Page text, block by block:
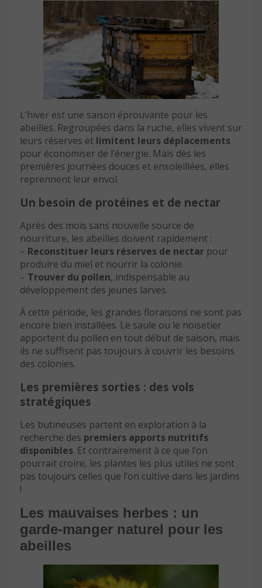
L’hiver est une saison éprouvante pour les
abeilles. Regroupées dans la ruche, elles vivent sur
leurs réserves et limitent leurs déplacements
pour économiser de l’énergie. Mais dès les
premières journées douces et ensoleillées, elles
reprennent leur envol.
Un besoin de protéines et de nectar
Après des mois sans nouvelle source de
nourriture, les abeilles doivent rapidement :
– Reconstituer leurs réserves de nectar pour
produire du miel et nourrir la colonie.
– Trouver du pollen, indispensable au
développement des jeunes larves.
À cette période, les grandes floraisons ne sont pas
encore bien installées. Le saule ou le noisetier
apportent du pollen en tout début de saison, mais
ils ne suffisent pas toujours à couvrir les besoins
des colonies.
Les premières sorties : des vols
stratégiques
Les butineuses partent en exploration à la
recherche des premiers apports nutritifs
disponibles. Et contrairement à ce que l’on
pourrait croire, les plantes les plus utiles ne sont
pas toujours celles que l’on cultive dans les jardins
!
Les mauvaises herbes : un
garde-manger naturel pour les
abeilles